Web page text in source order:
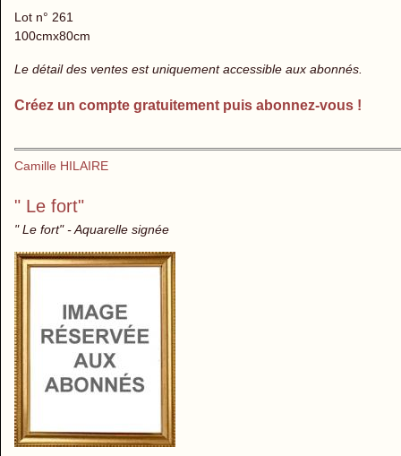
Lot n° 261
100cmx80cm
Le détail des ventes est uniquement accessible aux abonnés.
Créez un compte gratuitement puis abonnez-vous !
Camille HILAIRE
" Le fort"
" Le fort" - Aquarelle signée